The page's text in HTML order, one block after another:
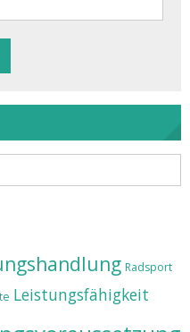
Radsport
Leistungsfähigkeit